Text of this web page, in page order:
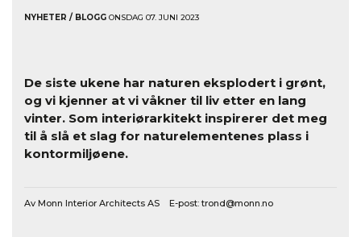
NYHETER / BLOGG ONSDAG 07. JUNI 2023
De siste ukene har naturen eksplodert i grønt,
og vi kjenner at vi våkner til liv etter en lang
vinter. Som interiørarkitekt inspirerer det meg
til å slå et slag for naturelementenes plass i
kontormiljøene.
Av Monn Interior Architects AS E-post: trond@monn.no